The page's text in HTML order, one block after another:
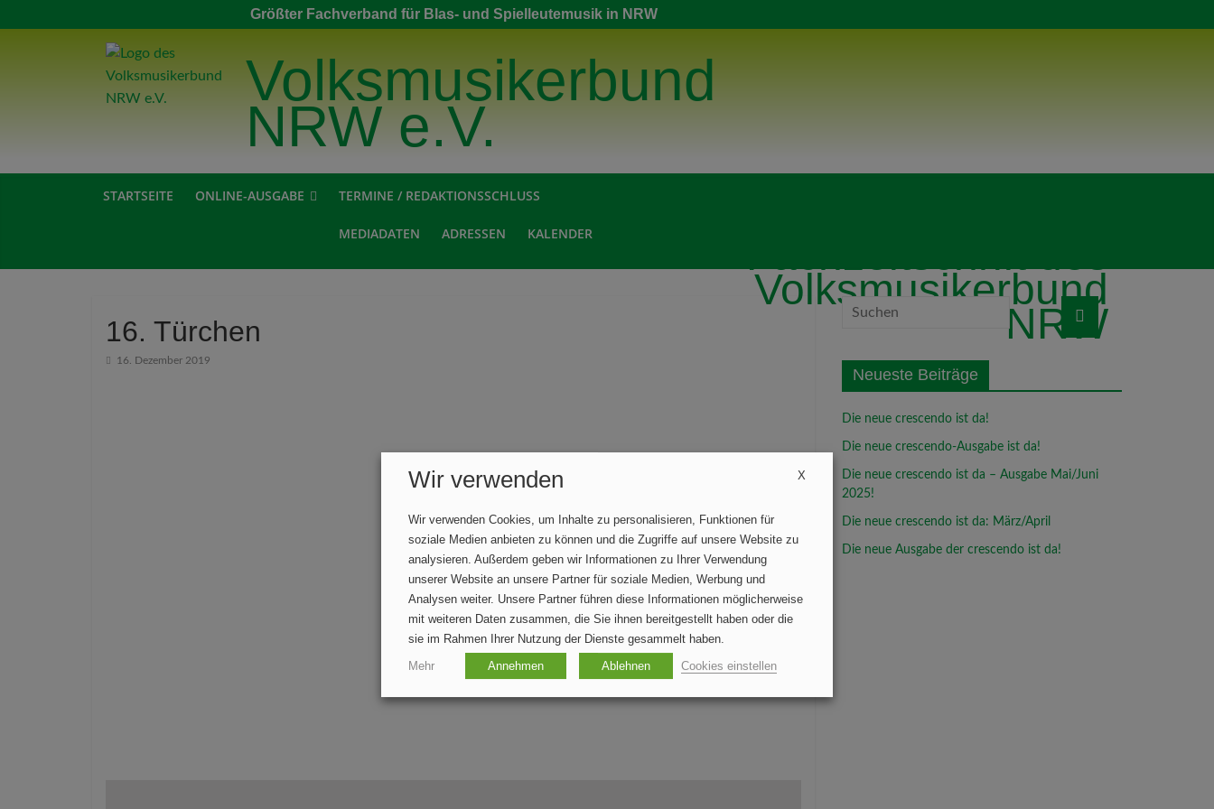
Größter Fachverband für Blas- und Spielleutemusik in NRW
Volksmusikerbund
NRW e.V.
Volksmusikerbund
NRW
STARTSEITE ONLINE-AUSGABE TERMINE / REDAKTIONSSCHLUSS
MEDIADATEN ADRESSEN KALENDER
16. Türchen
16. Dezember 2019
Neueste Beiträge
Die neue crescendo ist da!
Die neue crescendo-Ausgabe ist da!
Die neue crescendo ist da – Ausgabe Mai/Juni
2025!
Die neue crescendo ist da: März/April
Die neue Ausgabe der crescendo ist da!
X
Wir verwenden
Wir verwenden Cookies, um Inhalte zu personalisieren, Funktionen für
soziale Medien anbieten zu können und die Zugriffe auf unsere Website zu
analysieren. Außerdem geben wir Informationen zu Ihrer Verwendung
unserer Website an unsere Partner für soziale Medien, Werbung und
Analysen weiter. Unsere Partner führen diese Informationen möglicherweise
mit weiteren Daten zusammen, die Sie ihnen bereitgestellt haben oder die
sie im Rahmen Ihrer Nutzung der Dienste gesammelt haben.
Mehr
Annehmen Ablehnen Cookies einstellen